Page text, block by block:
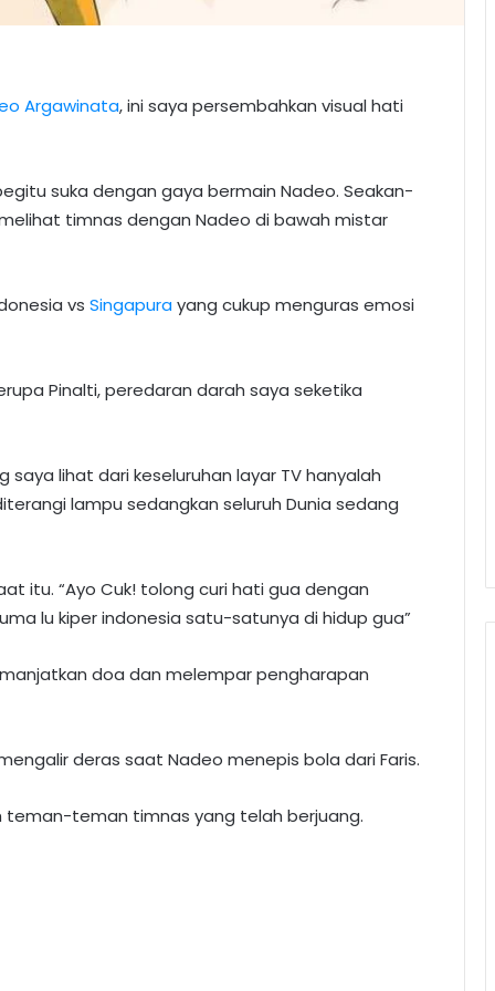
Argawinata, ini saya persembahkan visual hati
suka dengan gaya bermain Nadeo. Seakan-
timnas dengan Nadeo di bawah mistar
vs Singapurayang cukup menguras emosi
Pinalti, peredaran darah saya seketika
saya lihat dari keseluruhan layar TV hanyalah
lampu sedangkan seluruh Dunia sedang
itu. “Ayo Cuk! tolong curi hati gua dengan
lu kiper indonesia satu-satunya di hidup gua”
doa dan melempar pengharapan
deras saat Nadeo menepis bola dari Faris.
teman-teman timnas yang telah berjuang.